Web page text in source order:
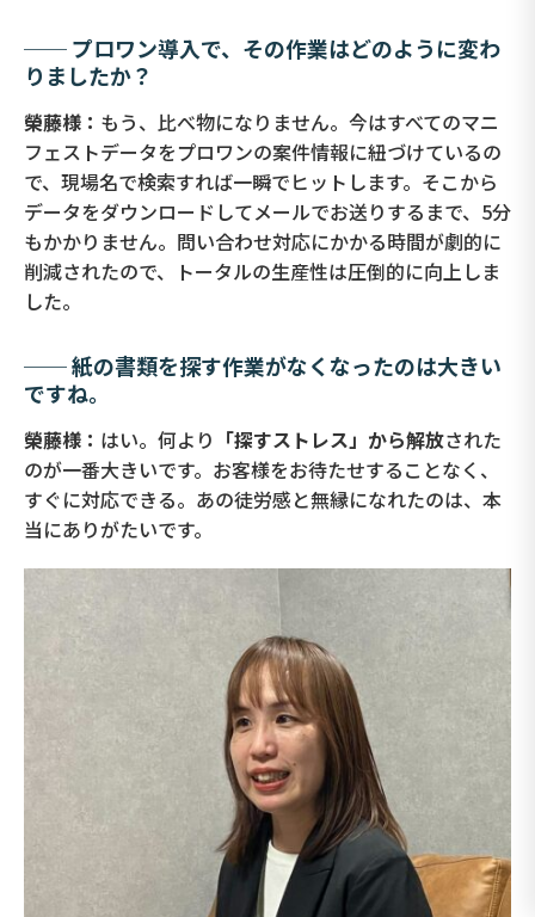
── プロワン導入で、その作業はどのように変わ
りましたか？
榮藤様： もう、比べ物になりません。今はすべてのマニ
フェストデータをプロワンの案件情報に紐づけているの
で、現場名で検索すれば一瞬でヒットします。そこから
データをダウンロードしてメールでお送りするまで、5分
もかかりません。問い合わせ対応にかかる時間が劇的に
削減されたので、トータルの生産性は圧倒的に向上しま
した。
── 紙の書類を探す作業がなくなったのは大きい
ですね。
榮藤様： はい。何より 「探すストレス」から解放された
のが一番大きいです。お客様をお待たせすることなく、
すぐに対応できる。あの徒労感と無縁になれたのは、本
当にありがたいです。